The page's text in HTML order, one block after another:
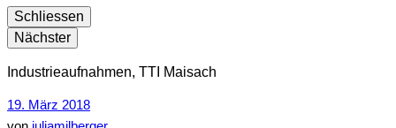
Schliessen
Nächster
Industrieaufnahmen, TTI Maisach
19. März 2018